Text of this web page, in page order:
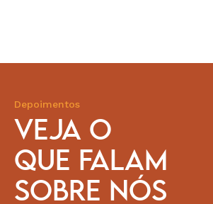
Depoimentos
VEJA O
QUE FALAM
SOBRE NÓS